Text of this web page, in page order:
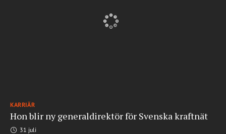
KARRIÄR
Hon blir ny generaldirektör för Svenska kraftnät
31 juli